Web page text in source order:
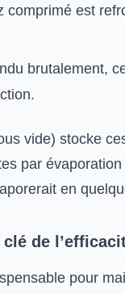
comprimé est
brutalement,
vide) stocke
par
en
de
pour